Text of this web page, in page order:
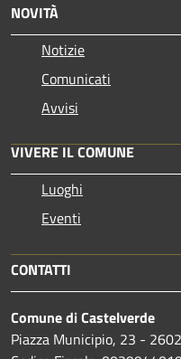
NOVITÀ
Notizie
Comunicati
Avvisi
VIVERE IL COMUNE
Luoghi
Eventi
CONTATTI
Comune di Castelverde
Piazza Municipio, 23 -